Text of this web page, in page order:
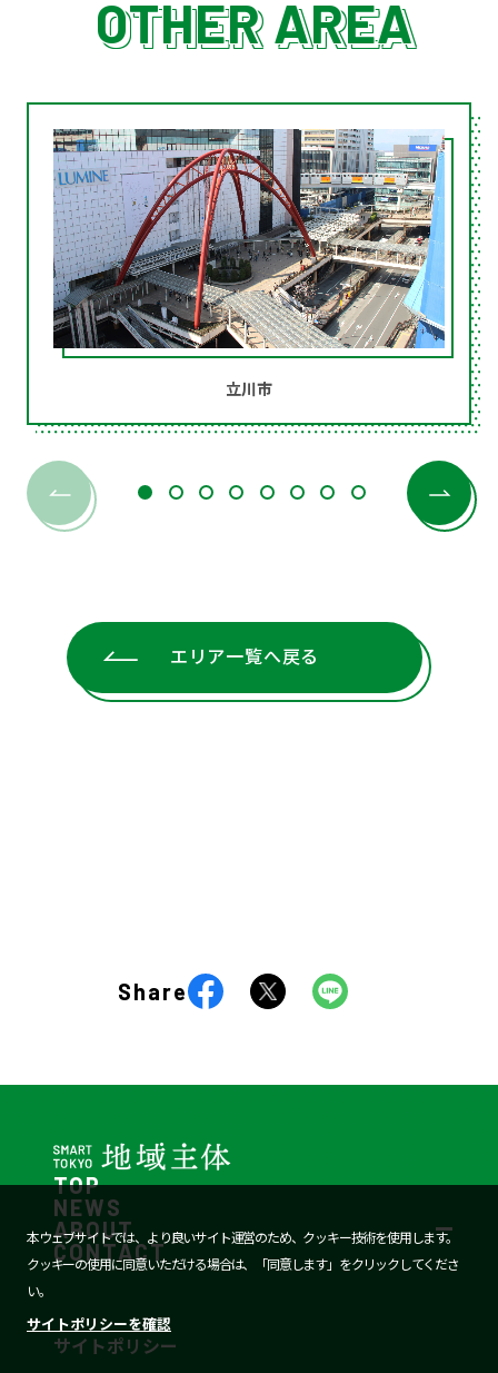
本ウェブサイトでは、より良いサイト運営のため、クッキー技術を使用します。
クッキーの使用に同意いただける場合は、「同意します」をクリックしてくださ
い。
サイトポリシーを確認
OTHER AREA
OTHER AREA
立川市
エリア一覧へ戻る
Share
TOP
NEWS
ABOUT
CONTACT
サイトポリシー